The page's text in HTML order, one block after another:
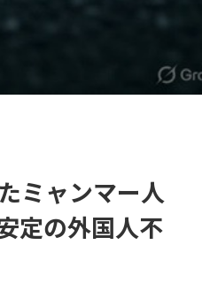
ミャンマー人
定の外国人不